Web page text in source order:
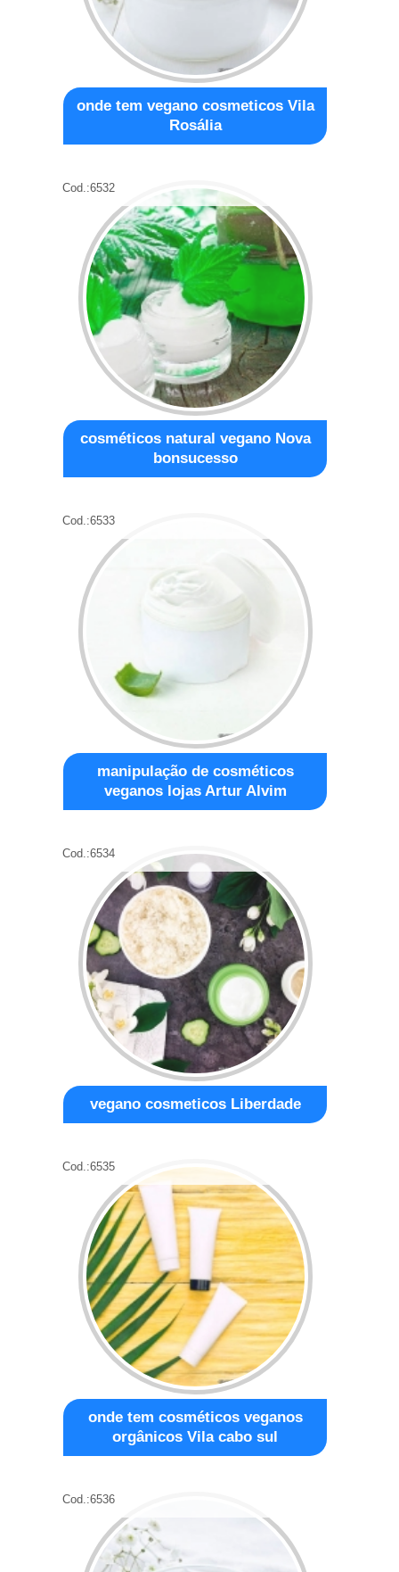
onde tem vegano cosmeticos Vila
Rosália
Cod.:6532
cosméticos natural vegano Nova
bonsucesso
Cod.:6533
manipulação de cosméticos
veganos lojas Artur Alvim
Cod.:6534
vegano cosmeticos Liberdade
Cod.:6535
onde tem cosméticos veganos
orgânicos Vila cabo sul
Cod.:6536